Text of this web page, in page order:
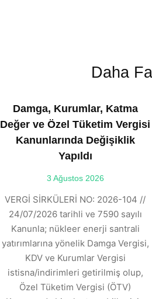
Daha
Damga, Kurumlar, Katma
Değer ve Özel Tüketim Vergisi
Kanunlarında Değişiklik
Yapıldı
3 Ağustos 2026
VERGİ SİRKÜLERİ NO: 2026-104 //
24/07/2026 tarihli ve 7590 sayılı
Kanunla; nükleer enerji santrali
yatırımlarına yönelik Damga Vergisi,
KDV ve Kurumlar Vergisi
istisna/indirimleri getirilmiş olup,
Özel Tüketim Vergisi (ÖTV)